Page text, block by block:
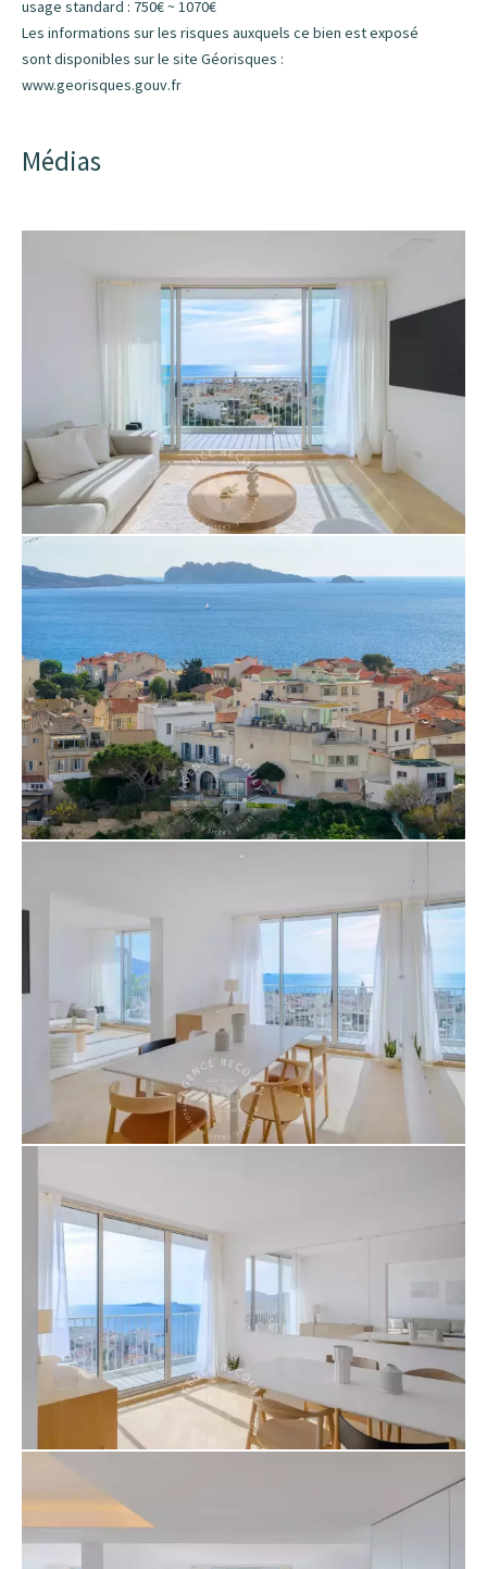
usage standard : 750€ ~ 1070€
Les informations sur les risques auxquels ce bien est exposé
sont disponibles sur le site Géorisques :
www.georisques.gouv.fr
Médias